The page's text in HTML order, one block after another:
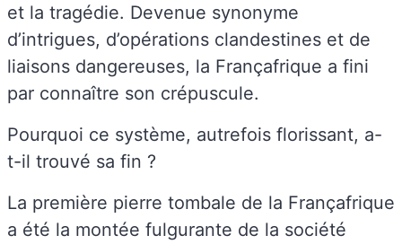
et la tragédie. Devenue synonyme
d’intrigues, d’opérations clandestines et de
liaisons dangereuses, la Françafrique a fini
par connaître son crépuscule.
Pourquoi ce système, autrefois florissant, a-
t-il trouvé sa fin ?
La première pierre tombale de la Françafrique
a été la montée fulgurante de la société